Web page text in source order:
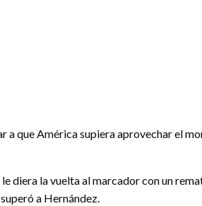
a que América supiera aprovechar el
diera la vuelta al marcador con un
a Hernández.